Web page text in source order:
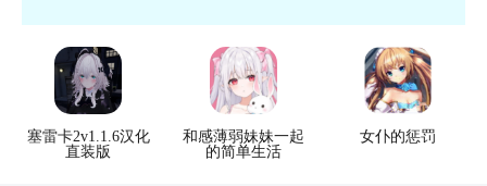
界，有的让你参与激烈的阵营对抗。这个专题，就是把
这类游戏全汇总，给喜欢二次元日系SLG的玩家一份超
全的游戏大全。
塞雷卡2v1.1.6汉化
直装版
和感薄弱妹妹一起
的简单生活
女仆的惩罚